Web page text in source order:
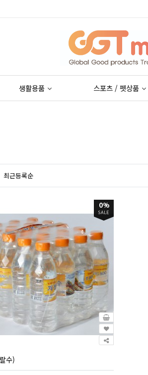
생활용품 스포츠 / 펫상품
최근등록순
0%
SALE
수)